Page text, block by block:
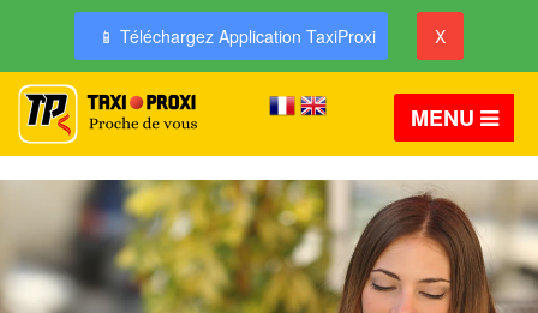
📱 Téléchargez Application TaxiProxi X
MENU